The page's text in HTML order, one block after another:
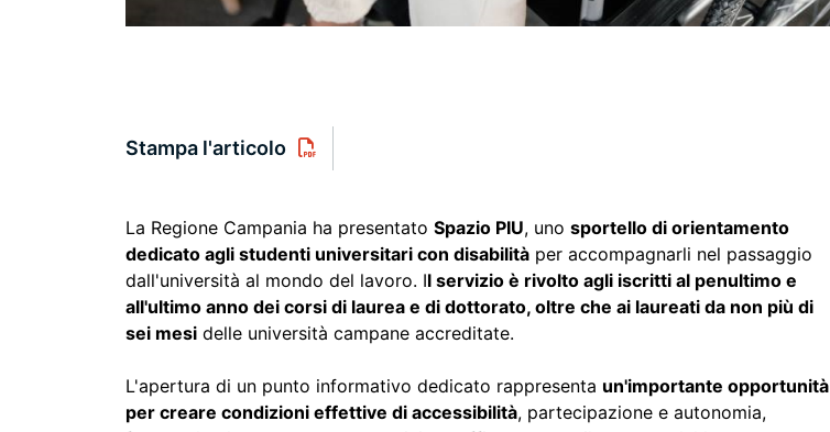
Stampa l'articolo
La Regione Campania ha presentato Spazio PIU, uno sportello di orientamento
dedicato agli studenti universitari con disabilità per accompagnarli nel passaggio
dall'università al mondo del lavoro. Il servizio è rivolto agli iscritti al penultimo e
all'ultimo anno dei corsi di laurea e di dottorato, oltre che ai laureati da non più di
sei mesi delle università campane accreditate.
L'apertura di un punto informativo dedicato rappresenta un'importante opportunità
per creare condizioni effettive di accessibilità, partecipazione e autonomia,